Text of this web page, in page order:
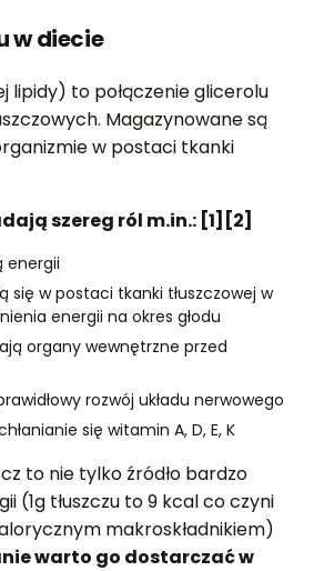
w diecie
lipidy) to połączenie glicerolu
Magazynowane są
w postaci tkanki
szereg ról m.in.: [1][2]
energii
się w postaci tkanki tłuszczowej w
energii na okres głodu
organy wewnętrzne przed
rozwój układu nerwowego
się witamin A, D, E, K
to nie tylko źródło bardzo
(1g tłuszczu to 9 kcal co czyni
makroskładnikiem)
warto go dostarczać w